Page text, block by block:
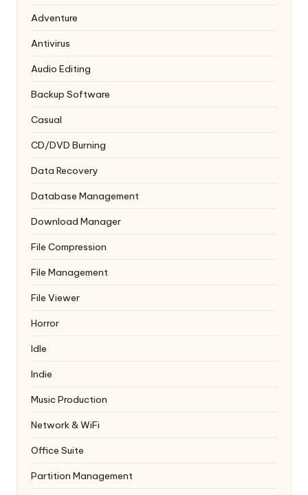
Adventure
Antivirus
Audio Editing
Backup Software
Casual
CD/DVD Burning
Data Recovery
Database Management
Download Manager
File Compression
File Management
File Viewer
Horror
Idle
Indie
Music Production
Network & WiFi
Office Suite
Partition Management